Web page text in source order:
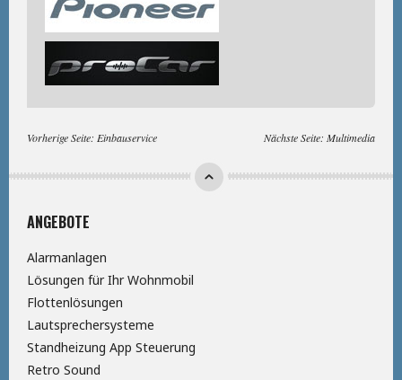
Vorherige Seite: Einbauservice Nächste Seite: Multimedia
ANGEBOTE
Alarmanlagen
Lösungen für Ihr Wohnmobil
Flottenlösungen
Lautsprechersysteme
Standheizung App Steuerung
Retro Sound